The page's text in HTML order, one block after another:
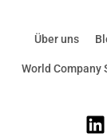
Über uns
World